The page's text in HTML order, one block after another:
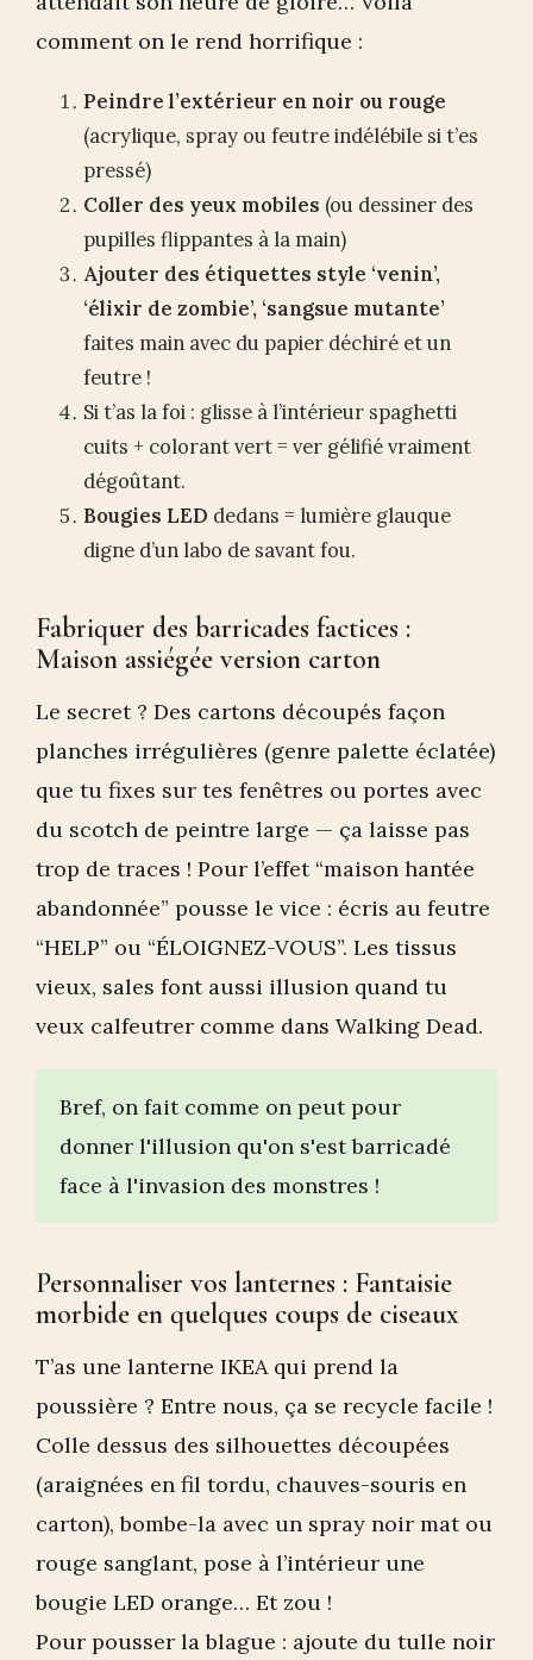
comment on le rend horrifique :
Peindre l’extérieur en noir ou rouge
(acrylique, spray ou feutre indélébile si t’es
pressé)
Coller des yeux mobiles (ou dessiner des
pupilles flippantes à la main)
Ajouter des étiquettes style ‘venin’,
‘élixir de zombie’, ‘sangsue mutante’
faites main avec du papier déchiré et un
feutre !
Si t’as la foi : glisse à l’intérieur spaghetti
cuits + colorant vert = ver gélifié vraiment
dégoûtant.
Bougies LED dedans = lumière glauque
digne d’un labo de savant fou.
Fabriquer des barricades factices :
Maison assiégée version carton
Le secret ? Des cartons découpés façon
planches irrégulières (genre palette éclatée)
que tu fixes sur tes fenêtres ou portes avec
du scotch de peintre large — ça laisse pas
trop de traces ! Pour l’effet “maison hantée
abandonnée” pousse le vice : écris au feutre
“HELP” ou “ÉLOIGNEZ-VOUS”. Les tissus
vieux, sales font aussi illusion quand tu
veux calfeutrer comme dans Walking Dead.
Bref, on fait comme on peut pour
donner l'illusion qu'on s'est barricadé
face à l'invasion des monstres !
Personnaliser vos lanternes : Fantaisie
morbide en quelques coups de ciseaux
T’as une lanterne IKEA qui prend la
poussière ? Entre nous, ça se recycle facile !
Colle dessus des silhouettes découpées
(araignées en fil tordu, chauves-souris en
carton), bombe-la avec un spray noir mat ou
rouge sanglant, pose à l’intérieur une
bougie LED orange… Et zou !
Pour pousser la blague : ajoute du tulle noir